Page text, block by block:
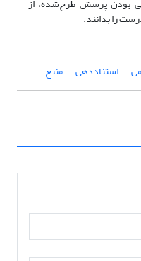
بودن پرسشِ طرح‌شده، از
را بدانند.
استناددهی منبع